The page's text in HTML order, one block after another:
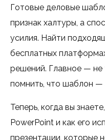
Готовые деловые
признак халтуры, а
усилия. Найти
бесплатных
решений. Главное — не
помнить, что шаблон —
Теперь, когда вы
PowerPoint и как его
презентации, которые